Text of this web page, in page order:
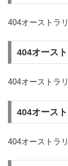
404オーストラ
404オース
404オーストラ
404オース
404オーストラ